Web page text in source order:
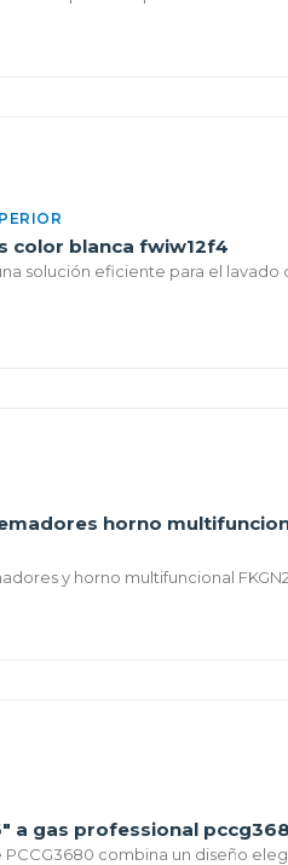
color blanca fwiw12f4
solución eficiente para el lavado
horno
y horno multifuncional
a gas professional
combina un diseño